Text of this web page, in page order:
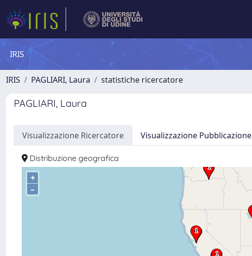
IRIS
IRIS PAGLIARI, Laura statistiche ricercatore
PAGLIARI, Laura
Visualizzazione Ricercatore Visualizzazione Pubblicazione
Distribuzione geografica
+
–